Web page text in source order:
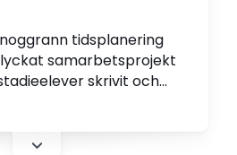
tidsplanering
samarbetsprojekt
skrivit och
En av
är när eleverna får bli
varandra menar ansvariga